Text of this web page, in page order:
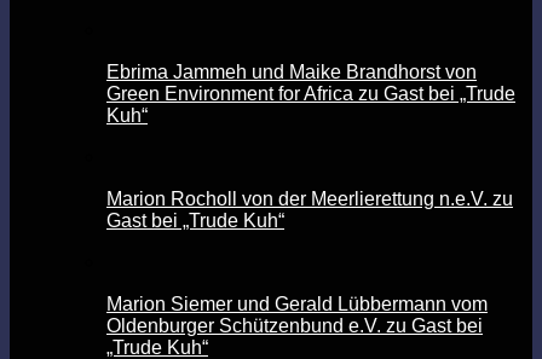
Ebrima Jammeh und Maike Brandhorst von
Green Environment for Africa zu Gast bei „Trude
Kuh“
Marion Rocholl von der Meerlierettung n.e.V. zu
Gast bei „Trude Kuh“
Marion Siemer und Gerald Lübbermann vom
Oldenburger Schützenbund e.V. zu Gast bei
„Trude Kuh“